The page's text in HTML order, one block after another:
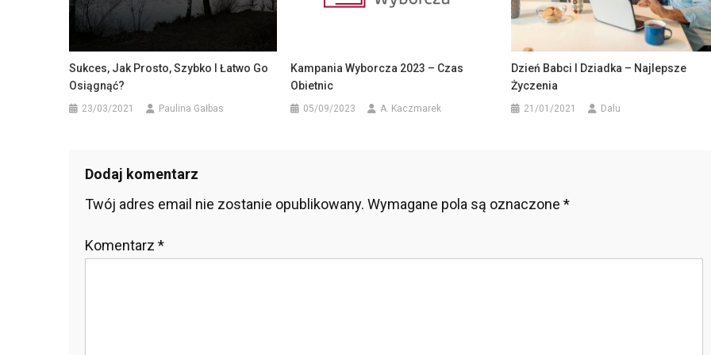
Sukces, Jak Prosto, Szybko I Łatwo Go
Osiągnąć?
23/03/2021 Paulina Gałbas
Kampania Wyborcza 2023 – Czas
Obietnic
05/09/2023 A. Kaczmarek
Dzień Babci I Dziadka – Najlepsze
Życzenia
21/01/2021 Dalu
Dodaj komentarz
Twój adres email nie zostanie opublikowany. Wymagane pola są oznaczone *
Komentarz *